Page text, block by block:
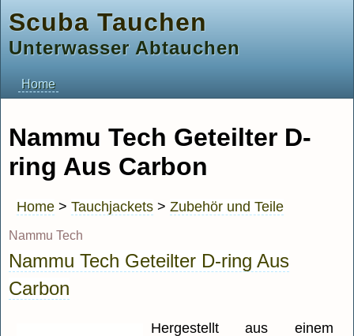
Scuba Tauchen
Unterwasser Abtauchen
Home
Nammu Tech Geteilter D-
ring Aus Carbon
Home > Tauchjackets > Zubehör und Teile
Nammu Tech
Nammu Tech Geteilter D-ring Aus
Carbon
Hergestellt aus einem